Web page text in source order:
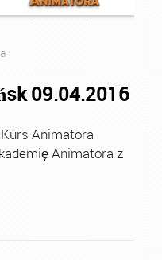
09.04.2016
Animatora
Animatora z